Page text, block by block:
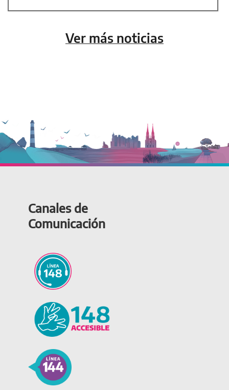
Ver más noticias
Canales de
Comunicación